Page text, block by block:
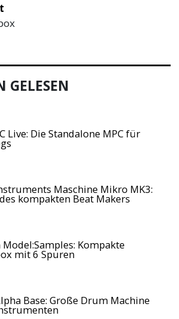
GELESEN
Live: Die Standalone MPC für
Maschine Mikro MK3:
kompakten Beat Makers
Kompakte
mit 6 Spuren
Base: Große Drum Machine